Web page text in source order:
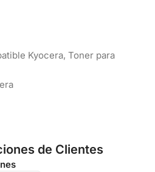
Kyocera, Toner para
de Clientes